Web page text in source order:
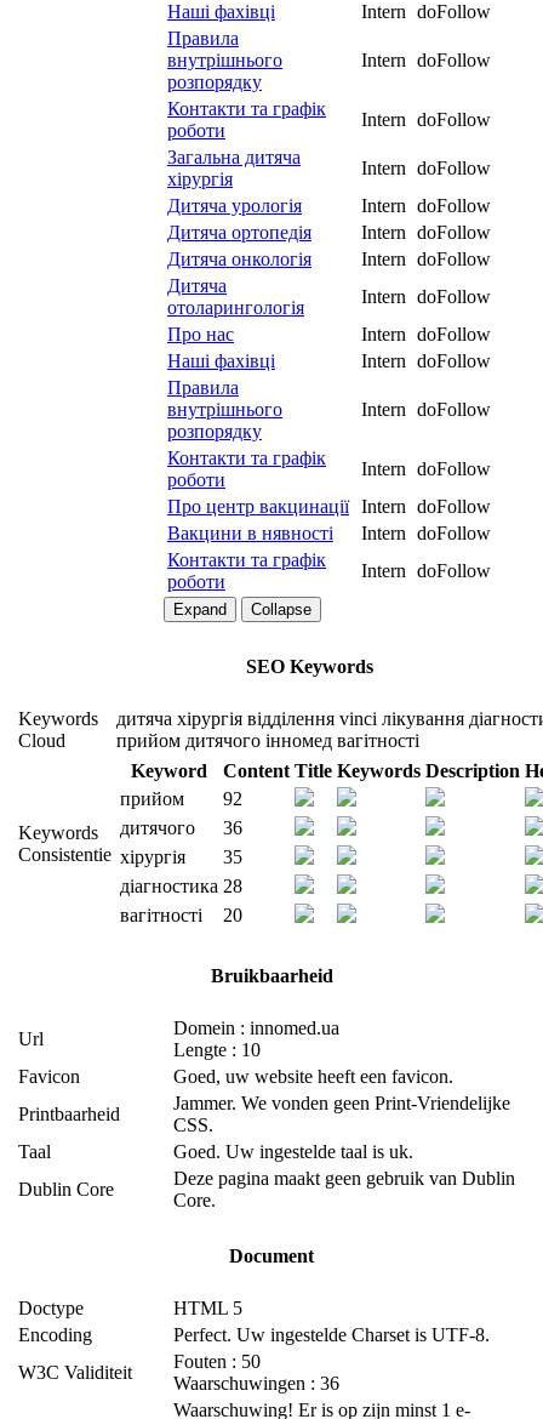
Наші фахівці
Intern doFollow
Правила
внутрішнього
розпорядку
Intern doFollow
Контакти та графік
роботи
Intern doFollow
Загальна дитяча
хірургія
Intern doFollow
Дитяча урологія
Intern doFollow
Дитяча ортопедія
Intern doFollow
Дитяча онкологія
Intern doFollow
Дитяча
отоларингологія
Intern doFollow
Про нас
Intern doFollow
Наші фахівці
Intern doFollow
Правила
внутрішнього
розпорядку
Intern doFollow
Контакти та графік
роботи
Intern doFollow
Про центр вакцинації Intern doFollow
Вакцини в нявності
Intern doFollow
Контакти та графік
роботи
Intern doFollow
Expand Collapse
SEO Keywords
Keywords
Cloud
дитяча хірургія відділення vinci лікування
прийом дитячого інномед вагітності
Keywords
Consistentie
Keyword Content Title Keywords Description
прийом
92
дитячого
36
хірургія
35
діагностика 28
вагітності
20
Bruikbaarheid
Url
Domein : innomed.ua
Lengte : 10
Favicon
Goed, uw website heeft een favicon.
Printbaarheid
Jammer. We vonden geen Print-Vriendelijke
CSS.
Taal
Goed. Uw ingestelde taal is uk.
Dublin Core
Deze pagina maakt geen gebruik van Dublin
Core.
Document
Doctype
HTML 5
Encoding
Perfect. Uw ingestelde Charset is UTF-8.
W3C Validiteit
Fouten : 50
Waarschuwingen : 36
Waarschuwing! Er is op zijn minst 1 e-